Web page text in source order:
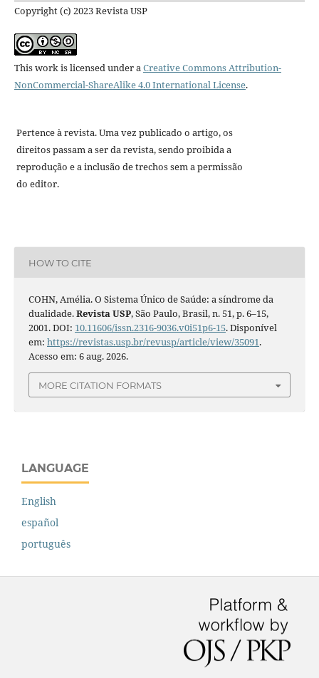
Copyright (c) 2023 Revista USP
This work is licensed under aCreative Commons Attribution-
NonCommercial-ShareAlike 4.0 International License.
Pertence à revista. Uma vez publicado o artigo, os
direitos passam a ser da revista, sendo proibida a
reprodução e a inclusão de trechos sem a permissão
do editor.
HOW TO CITE
COHN, Amélia. O Sistema Único de Saúde: a síndrome da
dualidade.Revista USP, São Paulo, Brasil, n. 51, p. 6–15,
2001. DOI: 10.11606/issn.2316-9036.v0i51p6-15. Disponível
em: https://revistas.usp.br/revusp/article/view/35091.
Acesso em: 6 aug. 2026.
MORE CITATION FORMATS
LANGUAGE
English
español
português